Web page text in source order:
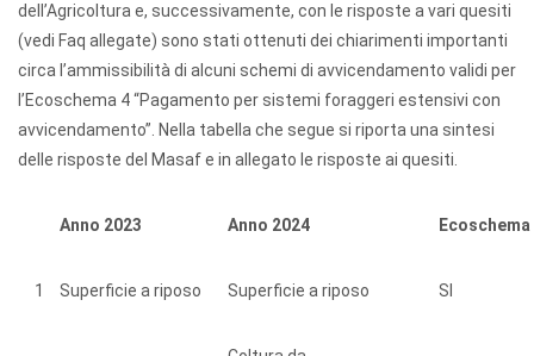
dell’Agricoltura e, successivamente, con le risposte a vari quesiti
(vedi Faq allegate) sono stati ottenuti dei chiarimenti importanti
circa l’ammissibilità di alcuni schemi di avvicendamento validi per
l’Ecoschema 4 “Pagamento per sistemi foraggeri estensivi con
avvicendamento”. Nella tabella che segue si riporta una sintesi
delle risposte del Masaf e in allegato le risposte ai quesiti.
Anno 2023 Anno 2024
1 Superficie a riposo Superficie a riposo SI